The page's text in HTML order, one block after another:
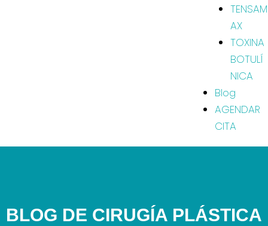
TENSAM
AX
TOXINA
BOTULÍ
NICA
Blog
AGENDAR
CITA
Levantamiento Mamario en Bogotá: Recupera la firmeza
y armonía de tus senos con una pexia mamaria
BLOG DE CIRUGÍA PLÁSTICA